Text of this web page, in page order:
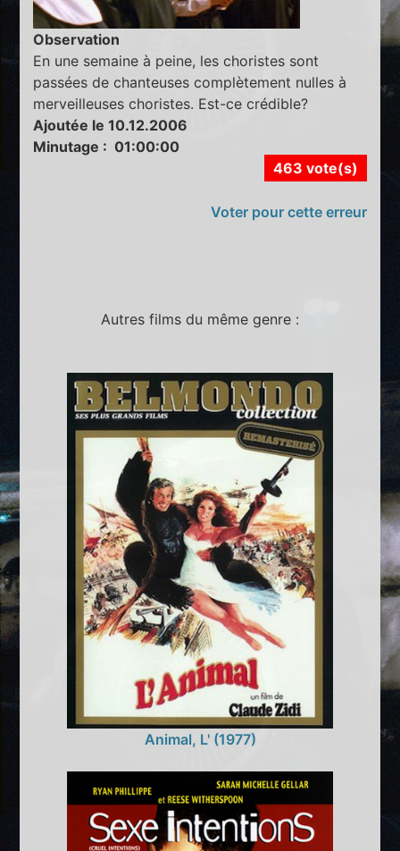
Observation
En une semaine à peine, les choristes sont
passées de chanteuses complètement nulles à
merveilleuses choristes. Est-ce crédible?
Ajoutée le 10.12.2006
Minutage : 01:00:00
463 vote(s)
Voter pour cette erreur
Autres films du même genre :
Animal, L' (1977)